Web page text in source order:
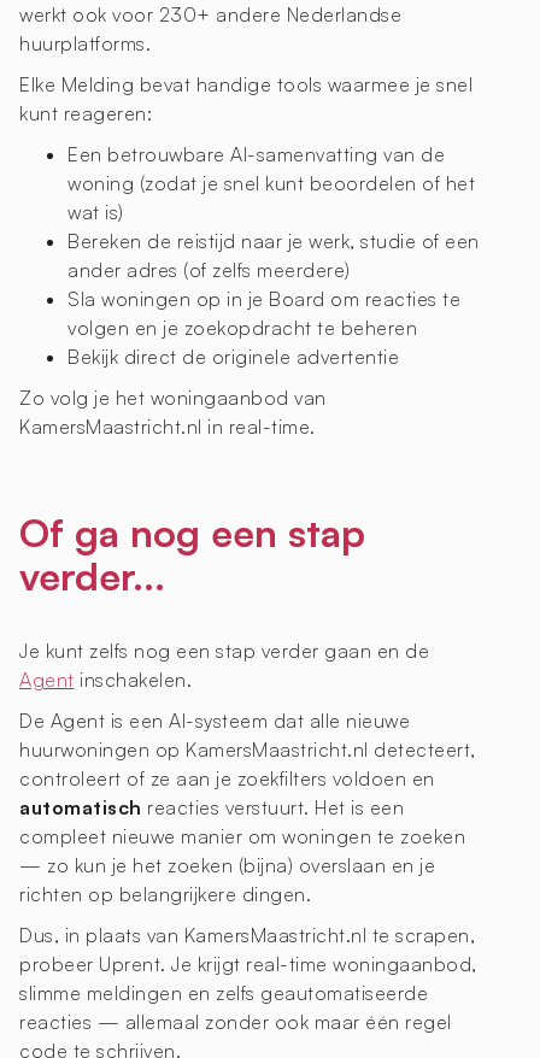
werkt ook voor 230+ andere Nederlandse
huurplatforms.
Elke Melding bevat handige tools waarmee je snel
kunt reageren:
Een betrouwbare AI-samenvatting van de
woning (zodat je snel kunt beoordelen of het
wat is)
Bereken de reistijd naar je werk, studie of een
ander adres (of zelfs meerdere)
Sla woningen op in je Board om reacties te
volgen en je zoekopdracht te beheren
Bekijk direct de originele advertentie
Zo volg je het woningaanbod van
KamersMaastricht.nl in real-time.
Of ga nog een stap
verder...
Je kunt zelfs nog een stap verder gaan en de
Agent inschakelen.
De Agent is een AI-systeem dat alle nieuwe
huurwoningen op KamersMaastricht.nl detecteert,
controleert of ze aan je zoekfilters voldoen en
automatisch reacties verstuurt. Het is een
compleet nieuwe manier om woningen te zoeken
— zo kun je het zoeken (bijna) overslaan en je
richten op belangrijkere dingen.
Dus, in plaats van KamersMaastricht.nl te scrapen,
probeer Uprent. Je krijgt real-time woningaanbod,
slimme meldingen en zelfs geautomatiseerde
reacties — allemaal zonder ook maar één regel
code te schrijven.